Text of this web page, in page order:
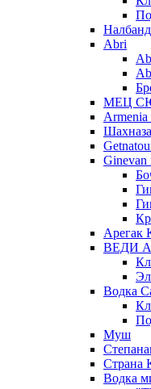
Abri
МЕЦ
Armenia
Ginevan
Арегак
ВЕДИ
Водка
Муш
Страна
Водка